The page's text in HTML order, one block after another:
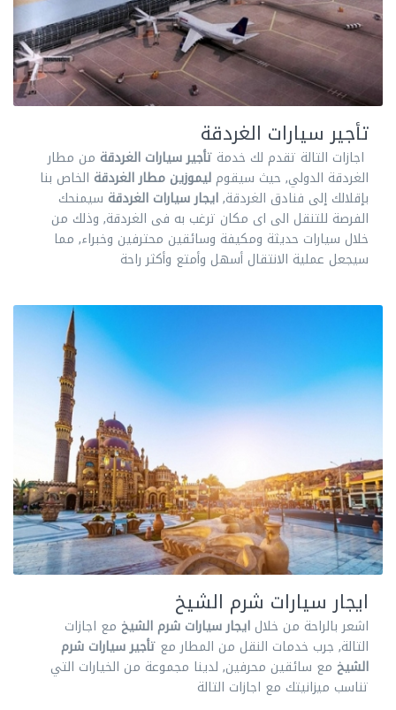
تأجير سيارات الغردقة
اجازات التالة تقدم لك خدمةتأجير سيارات الغردقة من مطار
الغردقة الدولي, حيث سيقومليموزين مطار الغردقة الخاص بنا
بإقلالك إلى فنادق الغردقة,ايجار سيارات الغردقة سيمنحك
الفرصة للتنقل الى اى مكان ترغب به فى الغردقة, وذلك من
خلال سيارات حديثة ومكيفة وسائقين محترفين وخبراء, مما
سيجعل عملية الانتقال أسهل وأمتع وأكثر راحة
ايجار سيارات شرم الشيخ
اشعر بالراحة من خلالايجار سيارات شرم الشيخ مع اجازات
التالة, جرب خدمات النقل من المطار مع تأجير سيارات شرم
الشيخ مع سائقين محرفين, لدينا مجموعة من الخيارات التي
تناسب ميزانيتك مع اجازات التالة